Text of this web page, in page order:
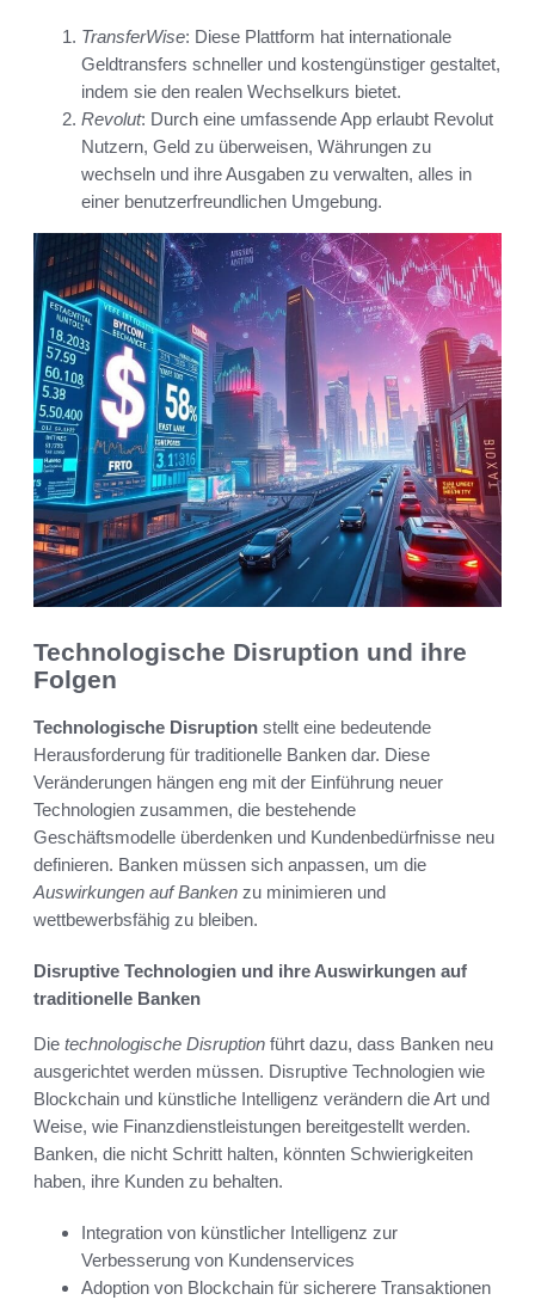
TransferWise: Diese Plattform hat internationale
Geldtransfers schneller und kostengünstiger gestaltet,
indem sie den realen Wechselkurs bietet.
Revolut: Durch eine umfassende App erlaubt Revolut
Nutzern, Geld zu überweisen, Währungen zu
wechseln und ihre Ausgaben zu verwalten, alles in
einer benutzerfreundlichen Umgebung.
Technologische Disruption und ihre
Folgen
Technologische Disruption stellt eine bedeutende
Herausforderung für traditionelle Banken dar. Diese
Veränderungen hängen eng mit der Einführung neuer
Technologien zusammen, die bestehende
Geschäftsmodelle überdenken und Kundenbedürfnisse neu
definieren. Banken müssen sich anpassen, um die
Auswirkungen auf Banken zu minimieren und
wettbewerbsfähig zu bleiben.
Disruptive Technologien und ihre Auswirkungen auf
traditionelle Banken
Die technologische Disruption führt dazu, dass Banken neu
ausgerichtet werden müssen. Disruptive Technologien wie
Blockchain und künstliche Intelligenz verändern die Art und
Weise, wie Finanzdienstleistungen bereitgestellt werden.
Banken, die nicht Schritt halten, könnten Schwierigkeiten
haben, ihre Kunden zu behalten.
Integration von künstlicher Intelligenz zur
Verbesserung von Kundenservices
Adoption von Blockchain für sicherere Transaktionen